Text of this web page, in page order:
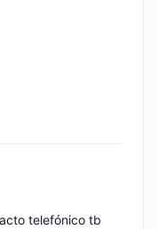
telefónico tb